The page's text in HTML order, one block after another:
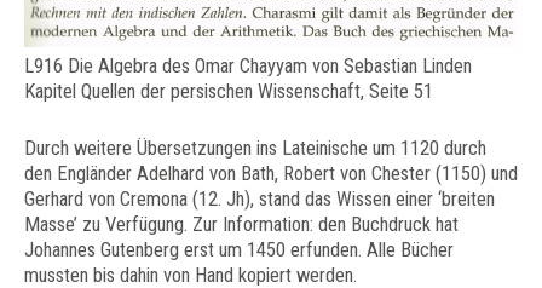
L916 Die Algebra des Omar Chayyam von Sebastian Linden
Kapitel Quellen der persischen Wissenschaft, Seite 51
Durch weitere Übersetzungen ins Lateinische um 1120 durch
den Engländer Adelhard von Bath, Robert von Chester (1150) und
Gerhard von Cremona (12. Jh), stand das Wissen einer ‘breiten
Masse’ zu Verfügung. Zur Information: den Buchdruck hat
Johannes Gutenberg erst um 1450 erfunden. Alle Bücher
mussten bis dahin von Hand kopiert werden.